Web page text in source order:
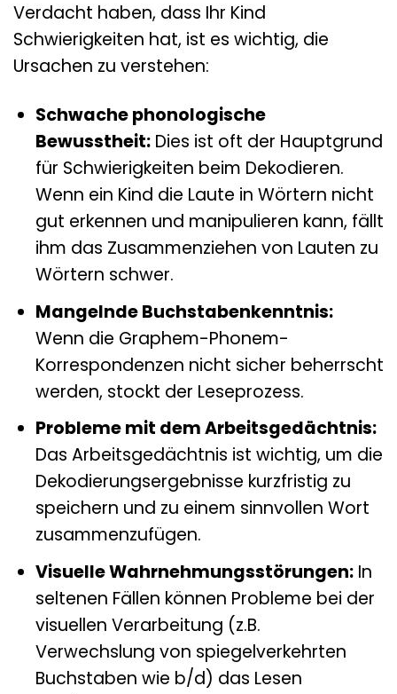
Verdacht haben, dass Ihr Kind
Schwierigkeiten hat, ist es wichtig, die
Ursachen zu verstehen:
Schwache phonologische
Bewusstheit:Dies ist oft der Hauptgrund
für Schwierigkeiten beim Dekodieren.
Wenn ein Kind die Laute in Wörtern nicht
gut erkennen und manipulieren kann, fällt
ihm das Zusammenziehen von Lauten zu
Wörtern schwer.
Mangelnde Buchstabenkenntnis:
Wenn die Graphem-Phonem-
Korrespondenzen nicht sicher beherrscht
werden, stockt der Leseprozess.
Probleme mit dem Arbeitsgedächtnis:
Das Arbeitsgedächtnis ist wichtig, um die
Dekodierungsergebnisse kurzfristig zu
speichern und zu einem sinnvollen Wort
zusammenzufügen.
Visuelle Wahrnehmungsstörungen:In
seltenen Fällen können Probleme bei der
visuellen Verarbeitung (z.B.
Verwechslung von spiegelverkehrten
Buchstaben wie b/d) das Lesen